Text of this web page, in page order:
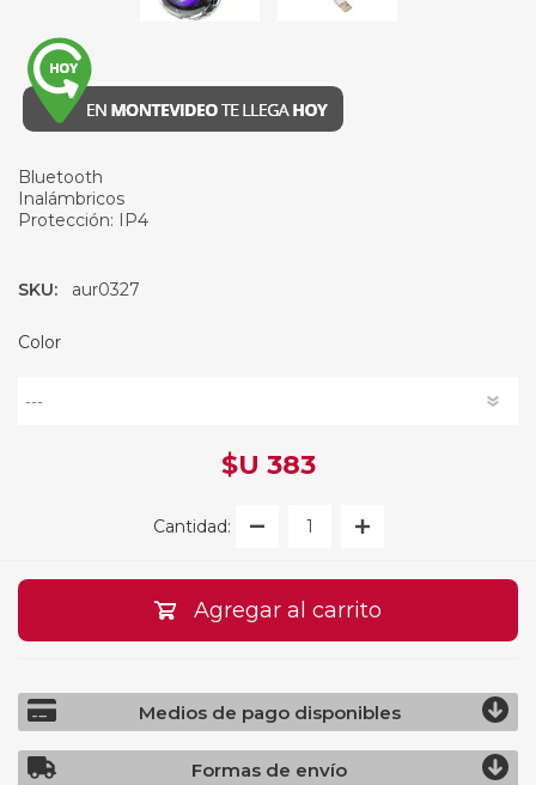
Bluetooth
Inalámbricos
Protección: IP4
SKU: aur0327
Color
$U 383
Cantidad:
Agregar al carrito
Medios de pago disponibles
Formas de envío